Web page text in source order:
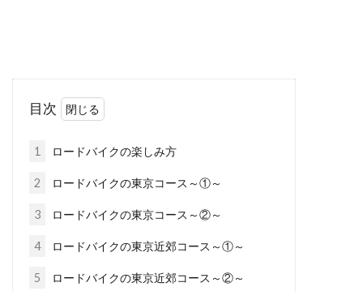
自転車に乗っていてペダルが重いと感じたと
き、その原因はどこにあるのか？メンテナンス
自転車の交通事故の示談金の相場と
は？知ってなるほど
小さな子供からお年寄りの方まで、様々なケー
目次
1 ロードバイクの楽しみ方
2 ロードバイクの東京コース～①～
3 ロードバイクの東京コース～②～
4 ロードバイクの東京近郊コース～①～
5 ロードバイクの東京近郊コース～②～